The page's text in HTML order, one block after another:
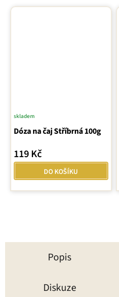
Dóza na čaj Stříbrná 100g
skladem
119 Kč
DO KOŠÍKU
Popis
Diskuze